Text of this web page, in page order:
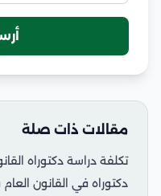
مقالات ذات صلة
تكلفة دراسة دكتوراه
دكتوراه في القانون